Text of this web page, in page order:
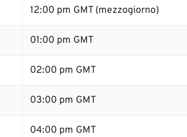
12:00 pm GMT (mezzogiorno)
01:00 pm GMT
02:00 pm GMT
03:00 pm GMT
04:00 pm GMT